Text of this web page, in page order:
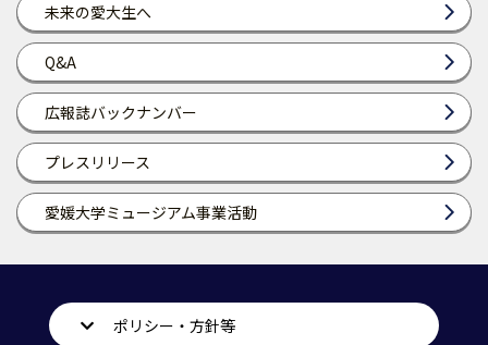
未来の愛大生へ
Q&A
広報誌バックナンバー
プレスリリース
愛媛大学ミュージアム事業活動
ポリシー・方針等